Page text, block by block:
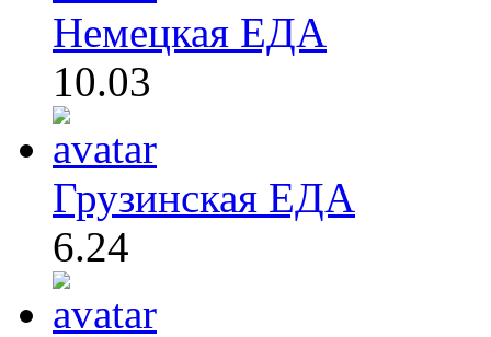
Немецкая ЕДА
10.03
Грузинская ЕДА
6.24